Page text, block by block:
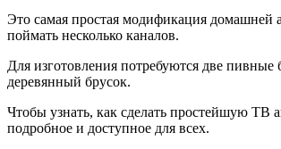
Это самая простая модификация домашней
поймать несколько каналов.
Для изготовления потребуются две
деревянный брусок.
Чтобы узнать, как сделать простейшую ТВ
подробное и доступное для всех.